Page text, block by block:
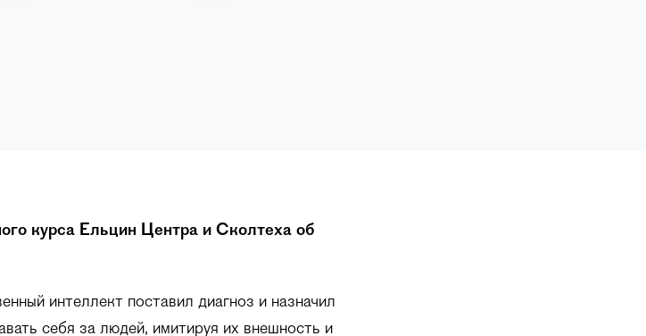
курса Ельцин Центра и Сколтеха об
интеллект поставил диагноз и назначил
себя за людей, имитируя их внешность и